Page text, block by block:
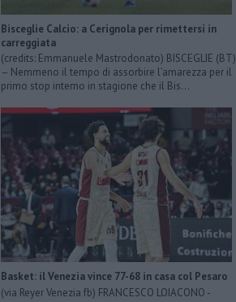
Bisceglie Calcio: a Cerignola per rimettersi in
carreggiata
(credits: Emmanuele Mastrodonato) BISCEGLIE (BT)
– Nemmeno il tempo di assorbire l’amarezza per il
primo stop interno in stagione che il Bis...
Basket: il Venezia vince 77-68 in casa col Pesaro
(via Reyer Venezia fb) FRANCESCO LOIACONO -